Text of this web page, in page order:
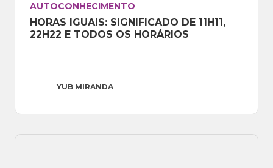
AUTOCONHECIMENTO
HORAS IGUAIS: SIGNIFICADO DE 11H11,
22H22 E TODOS OS HORÁRIOS
YUB MIRANDA